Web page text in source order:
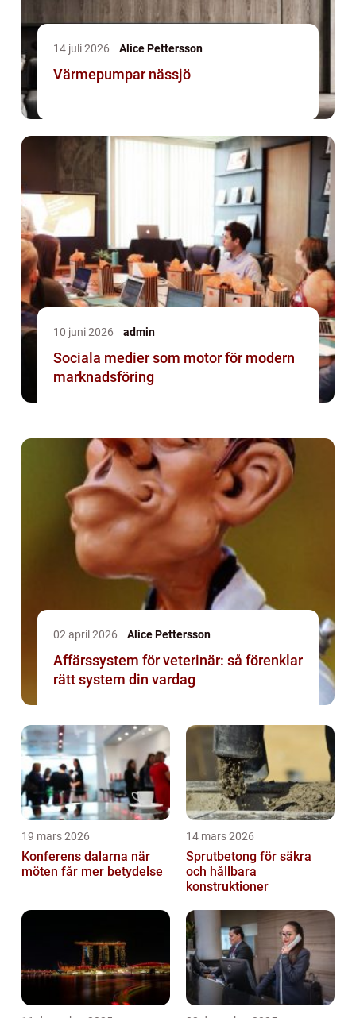
14 juli 2026 Alice Pettersson
Värmepumpar nässjö
10 juni 2026 admin
Sociala medier som motor för modern
marknadsföring
02 april 2026 Alice Pettersson
Affärssystem för veterinär: så förenklar
rätt system din vardag
19 mars 2026
Konferens dalarna när
möten får mer betydelse
14 mars 2026
Sprutbetong för säkra
och hållbara
konstruktioner